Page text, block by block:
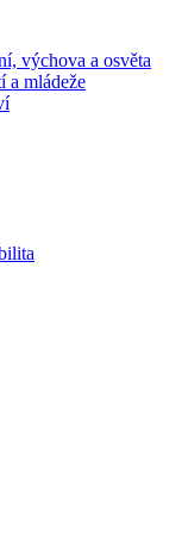
výchova a osvěta
a mládeže